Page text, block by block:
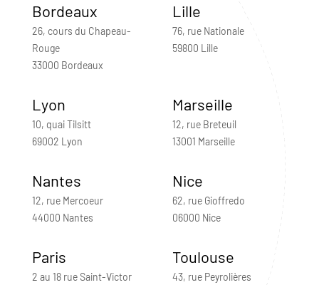
Bordeaux
26, cours du Chapeau-
Rouge
33000 Bordeaux
Lille
76, rue Nationale
59800 Lille
Lyon
10, quai Tilsitt
69002 Lyon
Marseille
12, rue Breteuil
13001 Marseille
Nantes
12, rue Mercoeur
44000 Nantes
Nice
62, rue Gioffredo
06000 Nice
Paris
2 au 18 rue Saint-Victor
Toulouse
43, rue Peyrolières